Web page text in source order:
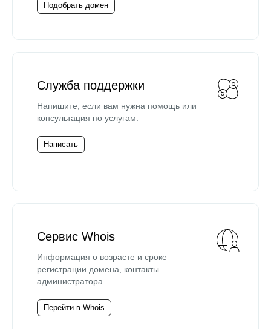
Подобрать домен
Служба поддержки
Напишите, если вам нужна помощь или
консультация по услугам.
Написать
Сервис Whois
Информация о возрасте и сроке
регистрации домена, контакты
администратора.
Перейти в Whois